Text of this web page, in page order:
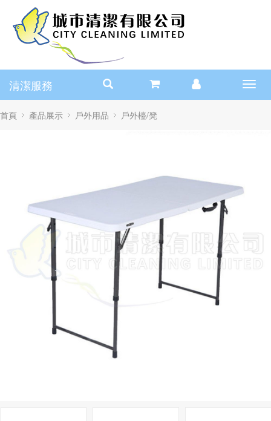
清潔服務
首頁 產品展示 戶外用品 戶外檯/凳